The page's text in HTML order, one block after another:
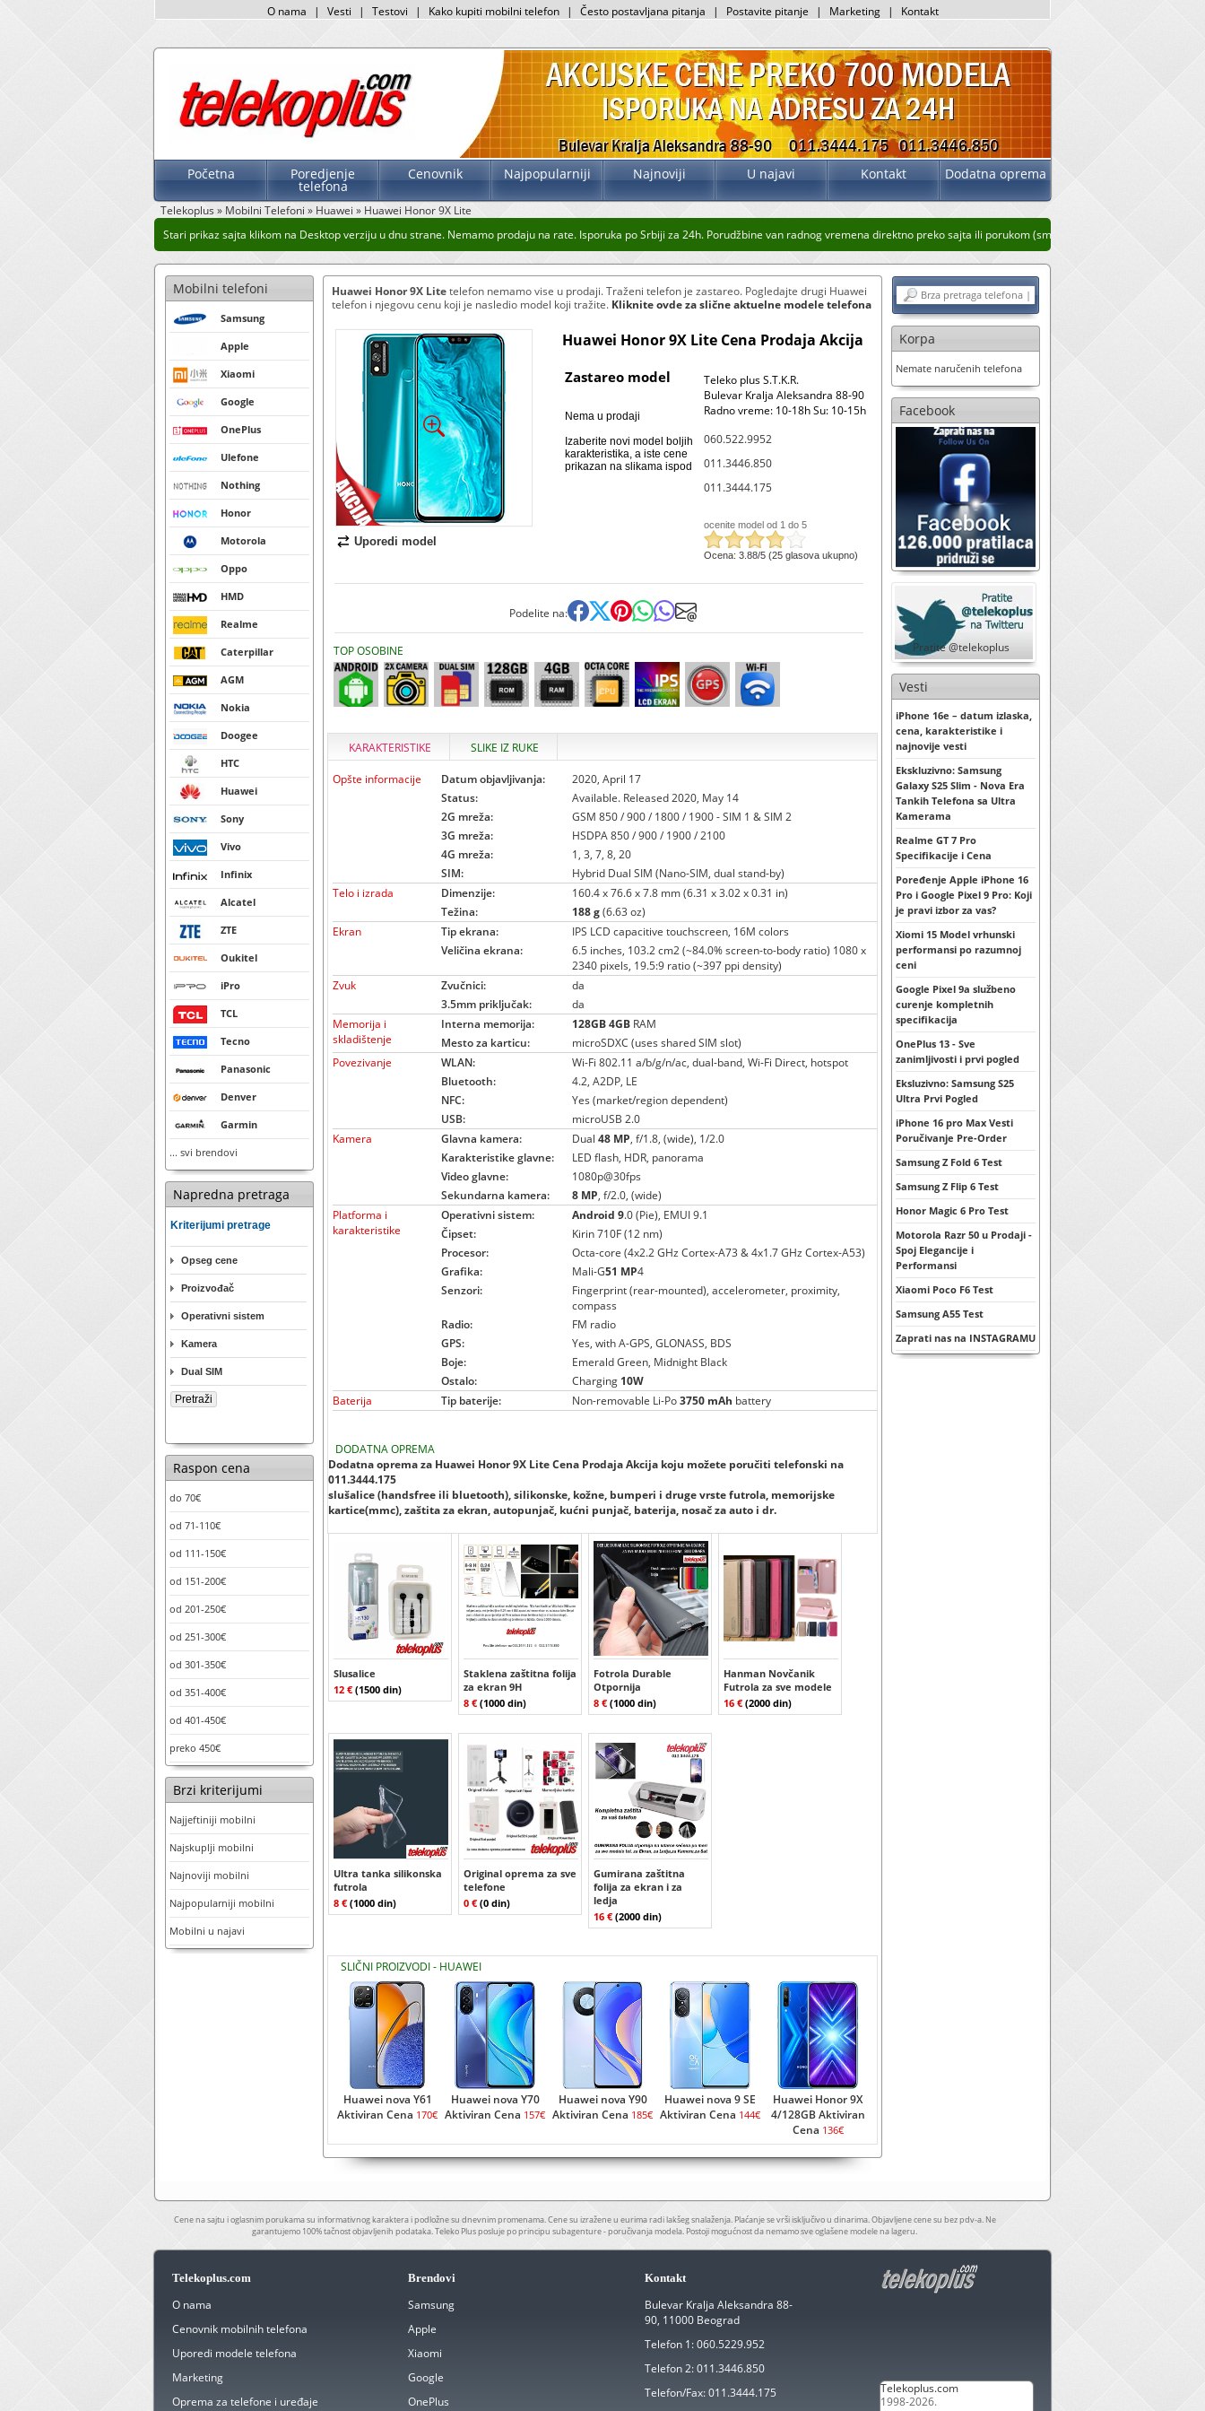
O nama | Vesti | Testovi | Kako kupiti mobilni telefon | Često postavljana pitanja | Postavite pitanje | Marketing | Kontakt
Početna Poredjenje
telefona
Cenovnik Najpopularniji Najnoviji U najavi Kontakt Dodatna oprema
Telekoplus» Mobilni Telefoni » Huawei » Huawei Honor 9X Lite
Stari prikaz sajta klikom na Desktop verziju u dnu strane. Nemamo prodaju na rate. Isporuka po Srbiji za 24h. Porudžbine van radnog vremena direktno preko sajta ili porukom (sms, whatsup, viber)
Mobilni telefoni
Samsung
Apple
Xiaomi
Google
OnePlus
Ulefone
Nothing
Honor
Motorola
Oppo
HMD
Realme
Caterpillar
AGM
Nokia
Doogee
HTC
Huawei
Sony
Vivo
Infinix
Alcatel
ZTE
Oukitel
iPro
TCL
Tecno
Panasonic
Denver
Garmin
... svi brendovi
Napredna pretraga
Kriterijumi pretrage
Opseg cene
Proizvođač
Operativni sistem
Kamera
Dual SIM
Raspon cena
do 70€
od 71-110€
od 111-150€
od 151-200€
od 201-250€
od 251-300€
od 301-350€
od 351-400€
od 401-450€
preko 450€
Brzi kriterijumi
Najjeftiniji mobilni
Najskuplji mobilni
Najnoviji mobilni
Najpopularniji mobilni
Mobilni u najavi
Huawei Honor 9X Litetelefon nemamo vise u prodaji. Traženi telefon je zastareo. Pogledajte drugi Huawei
telefon i njegovu cenu koji je nasledio model koji tražite. Kliknite ovde za slične aktuelne modele telefona
Uporedi model
Huawei Honor 9X Lite Cena Prodaja Akcija
Zastareo model
Nema u prodaji
Izaberite novi model boljih
karakteristika, a iste cene
prikazan na slikama ispod
Teleko plus S.T.K.R.
Bulevar Kralja Aleksandra 88-90
Radno vreme: 10-18h Su: 10-15h
060.522.9952
011.3446.850
011.3444.175
ocenite model od 1 do 5
Ocena: 3.88/5 (25 glasova ukupno)
Podelite na:
TOP OSOBINE
KARAKTERISTIKE SLIKE IZ RUKE
Opšte informacije Datum objavljivanja:
2020, April 17
Status:
Available. Released 2020, May 14
2G mreža:
GSM 850 / 900 / 1800 / 1900 - SIM 1 & SIM 2
3G mreža:
HSDPA 850 / 900 / 1900 / 2100
4G mreža:
1, 3, 7, 8, 20
SIM:
Hybrid Dual SIM (Nano-SIM, dual stand-by)
Telo i izrada
Dimenzije:
160.4 x 76.6 x 7.8 mm (6.31 x 3.02 x 0.31 in)
Težina:
188 g(6.63 oz)
Ekran
Tip ekrana:
IPS LCD capacitive touchscreen, 16M colors
Veličina ekrana:
6.5 inches, 103.2 cm2 (~84.0% screen-to-body ratio) 1080 x
2340 pixels, 19.5:9 ratio (~397 ppi density)
Zvuk
Zvučnici:
da
3.5mm priključak:
da
Memorija i
skladištenje
Interna memorija: 128GB4GB RAM
Mesto za karticu:
microSDXC (uses shared SIM slot)
Povezivanje
WLAN:
Wi-Fi 802.11 a/b/g/n/ac, dual-band, Wi-Fi Direct, hotspot
Bluetooth:
4.2, A2DP, LE
NFC:
Yes (market/region dependent)
USB:
microUSB 2.0
Kamera
Glavna kamera: Dual48 MP, f/1.8, (wide), 1/2.0
Karakteristike glavne:
LED flash, HDR, panorama
Video glavne:
1080p@30fps
Sekundarna kamera:
8 MP, f/2.0, (wide)
Platforma i
karakteristike
Operativni sistem: Android 9.0 (Pie), EMUI 9.1
Čipset:
Kirin 710F (12 nm)
Procesor:
Octa-core (4x2.2 GHz Cortex-A73 & 4x1.7 GHz Cortex-A53)
Grafika:
Mali-G51 MP4
Senzori:
Fingerprint (rear-mounted), accelerometer, proximity,
compass
Radio:
FM radio
GPS:
Yes, with A-GPS, GLONASS, BDS
Boje:
Emerald Green, Midnight Black
Ostalo:
Charging 10W
Baterija
Tip baterije: Non-removable Li-Po3750 mAh battery
DODATNA OPREMA
Dodatna oprema za Huawei Honor 9X Lite Cena Prodaja Akcija koju možete poručiti telefonski na
011.3444.175
slušalice (handsfree ili bluetooth), silikonske, kožne, bumperi i druge vrste futrola, memorijske
kartice(mmc), zaštita za ekran, autopunjač, kućni punjač, baterija, nosač za auto i dr.
Slusalice
12 € (1500 din)
Staklena zaštitna folija
za ekran 9H
8 € (1000 din)
Fotrola Durable
Otpornija
8 € (1000 din)
Hanman Novčanik
Futrola za sve modele
16 € (2000 din)
Ultra tanka silikonska
futrola
8 € (1000 din)
Original oprema za sve
telefone
0 € (0 din)
Gumirana zaštitna
folija za ekran i za
ledja
16 € (2000 din)
SLIČNI PROIZVODI - HUAWEI
Huawei nova Y61
Aktiviran Cena 170€
Huawei nova Y70
Aktiviran Cena 157€
Huawei nova Y90
Aktiviran Cena 185€
Huawei nova 9 SE
Aktiviran Cena 144€
Huawei Honor 9X
4/128GB Aktiviran
Cena 136€
Korpa
Nemate naručenih telefona
Facebook
Pratite @telekoplus
Vesti
iPhone 16e – datum izlaska,
cena, karakteristike i
najnovije vesti
Ekskluzivno: Samsung
Galaxy S25 Slim - Nova Era
Tankih Telefona sa Ultra
Kamerama
Realme GT 7 Pro
Specifikacije i Cena
Poređenje Apple iPhone 16
Pro i Google Pixel 9 Pro: Koji
je pravi izbor za vas?
Xiomi 15 Model vrhunski
performansi po razumnoj
ceni
Google Pixel 9a službeno
curenje kompletnih
specifikacija
OnePlus 13 - Sve
zanimljivosti i prvi pogled
Eksluzivno: Samsung S25
Ultra Prvi Pogled
iPhone 16 pro Max Vesti
Poručivanje Pre-Order
Samsung Z Fold 6 Test
Samsung Z Flip 6 Test
Honor Magic 6 Pro Test
Motorola Razr 50 u Prodaji -
Spoj Elegancije i
Performansi
Xiaomi Poco F6 Test
Samsung A55 Test
Zaprati nas na INSTAGRAMU
Cene na sajtu i oglasnim porukama su informativnog karaktera i podložne su dnevnim promenama. Cene su izražene u eurima radi lakšeg snalaženja. Plaćanje se vrši isključivo u dinarima. Objavljene cene su bez pdv-a. Ne
garantujemo 100% tačnost objavljenih podataka. Teleko Plus posluje po principu subagenture - poručivanja modela. Postoji mogućnost da nemamo sve oglašene modele na lageru.
Telekoplus.com
O nama
Cenovnik mobilnih telefona
Uporedi modele telefona
Marketing
Oprema za telefone i uređaje
Brendovi
Samsung
Apple
Xiaomi
Google
OnePlus
Kontakt
Bulevar Kralja Aleksandra 88-
90, 11000 Beograd
Telefon 1:060.5229.952
Telefon 2:011.3446.850
Telefon/Fax:011.3444.175
Telekoplus.com
1998-2026.